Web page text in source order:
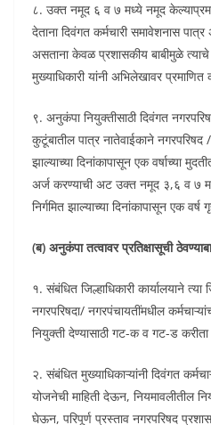
८. उक्त नमूद ६ व ७ मध्ये नमूद
देताना दिवंगत कर्मचारी समावेशनास
असताना केवळ प्रशासकीय बाबीमुळे
मुख्याधिकारी यांनी अभिलेखावर
९. अनुकंपा नियुक्तीसाठी दिवंगत
कुटूंबातील पात्र नातेवाईकाने नगरपरिषद
झाल्याच्या दिनांकापासून एक वर्षाच्या
अर्ज करण्याची अट उक्त नमूद ३,६ व ७
निर्गमित झाल्याच्या दिनांकापासून एक वर्ष
(ब) अनुकंपा तत्वावर प्रतिक्षासूची
१. संबंधित जिल्हाधिकारी कार्यालयाने त्या
नगरपरिषदा/ नगरपंचायतींमधील
नियुक्ती देण्यासाठी गट-क व गट-ड करीता
२. संबंधित मुख्याधिकाऱ्यांनी दिवंगत
योजनेची माहिती देऊन, नियमावलीतील
घेऊन, परिपूर्ण प्रस्ताव नगरपरिषद